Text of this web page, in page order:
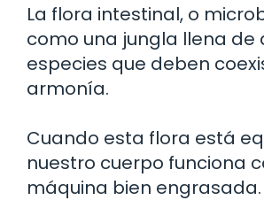
La flora intestinal, o
como una jungla llena de
especies que deben
armonía.
Cuando esta flora está
nuestro cuerpo funciona
máquina bien engrasada.